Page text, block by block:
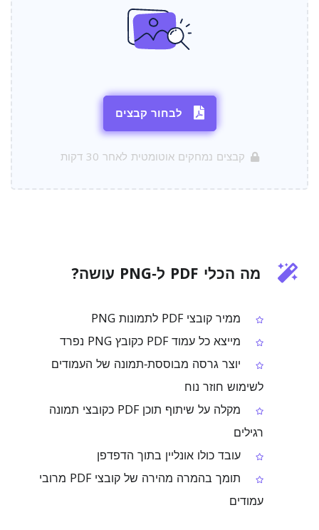
לבחור קבצים
קבצים נמחקים אוטומטית לאחר 30 דקות
מה הכלי PDF ל‑PNG עושה?
ממיר קובצי PDF לתמונות PNG
מייצא כל עמוד PDF כקובץ PNG נפרד
יוצר גרסה מבוססת‑תמונה של העמודים
לשימוש חוזר נוח
מקלה על שיתוף תוכן PDF כקובצי תמונה
רגילים
עובד כולו אונליין בתוך הדפדפן
תומך בהמרה מהירה של קובצי PDF מרובי
עמודים